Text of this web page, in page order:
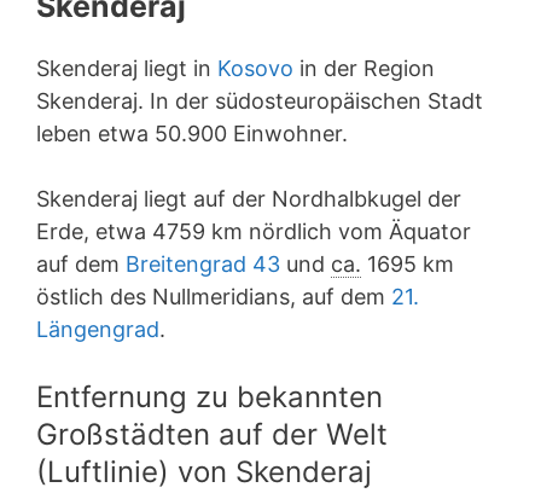
Skenderaj liegt in Kosovo in der Region
Skenderaj. In der südosteuropäischen Stadt
leben etwa 50.900 Einwohner.
Skenderaj liegt auf der Nordhalbkugel der
Erde, etwa 4759 km nördlich vom Äquator
auf dem Breitengrad 43 und ca. 1695 km
östlich des Nullmeridians, auf dem 21.
Längengrad.
Entfernung zu bekannten
Großstädten auf der Welt
(Luftlinie) von Skenderaj